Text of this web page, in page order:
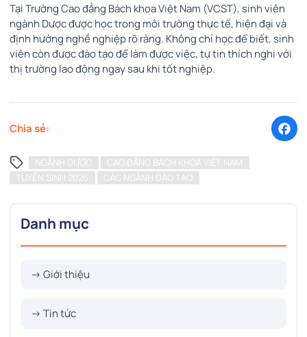
Tại Trường Cao đẳng Bách khoa Việt Nam (VCST), sinh viên
ngành Dược được học trong môi trường thực tế, hiện đại và
định hướng nghề nghiệp rõ ràng. Không chỉ học để biết, sinh
viên còn được đào tạo để làm được việc, tự tin thích nghi với
thị trường lao động ngay sau khi tốt nghiệp.
Chia sẻ:
NGÀNH DƯỢC
CAO ĐẲNG BÁCH KHOA VIỆT NAM
TUYỂN SINH 2026
CÁC NGÀNH ĐÀO TẠO
Danh mục
→ Giới thiệu
→ Tin tức